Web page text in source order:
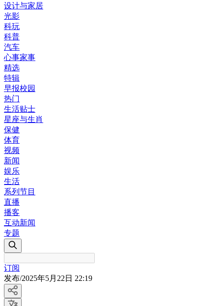
设计与家居
光影
科玩
科普
汽车
心事家事
精选
特辑
早报校园
热门
生活贴士
星座与生肖
保健
体育
视频
新闻
娱乐
生活
系列节目
直播
播客
互动新闻
专题
订阅
发布/2025年5月22日 22:19